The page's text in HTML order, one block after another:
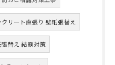
リート直張り 壁紙張替え
替え 結露対策